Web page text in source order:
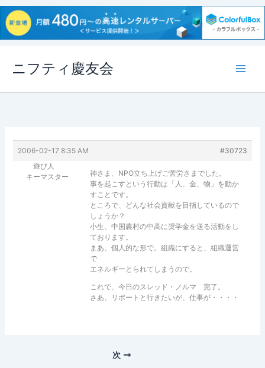
ス
ニフティ慶友会
2006-02-17 8:35 AM
#30723
遊び人
キーマスター
神さま、NPO立ち上げご苦労さまでした。
事を起こすという行動は「人、金、物」を動か
すことです。
ところで、どんな社会貢献を目指しているので
しょうか？
小生、中国農村の中高に奨学金を送る活動をし
ております。
まあ、個人的な形で。組織にすると、組織運営
で
エネルギーとられてしまうので。
これで、今日のスレッド・ノルマ 完了。
さあ、リポートと行きたいが、仕事が・・・・
次